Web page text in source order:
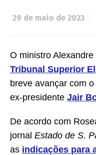
29 de maio de 2023
O ministro
Tribunal Superior
breve avançar com
ex-presidente Jair
De acordo com
jornal Estado de S.
as indicações para